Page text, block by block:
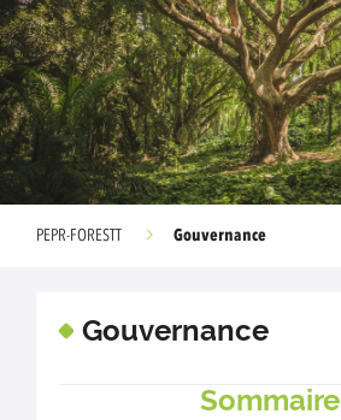
PEPR-FORESTT Gouvernance
Gouvernance
Sommaire